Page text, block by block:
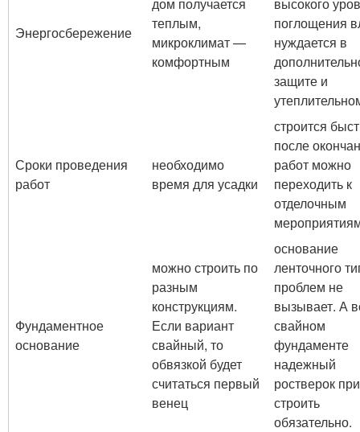
Энергосбережение
теплым,
микроклимат —
комфортным
поглощения
нуждается в
защите и
Сроки проведения
работ
необходимо
время для усадки
строится
после
работ можно
переходить к
отделочным
Фундаментное
основание
можно строить по
разным
конструкциям.
Если вариант
свайный, то
обвязкой будет
считаться первый
венец
основание
ленточного
проблем не
вызывает. А
свайном
фундаменте
надежный
ростверок
строить
обязательно.